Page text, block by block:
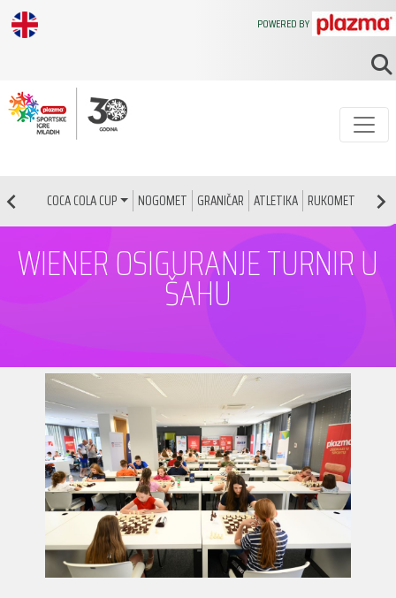
COCA COLA CUP NOGOMET GRANIČAR ATLETIKA RUKOMET
POWERED BY
WIENER OSIGURANJE TURNIR U
ŠAHU